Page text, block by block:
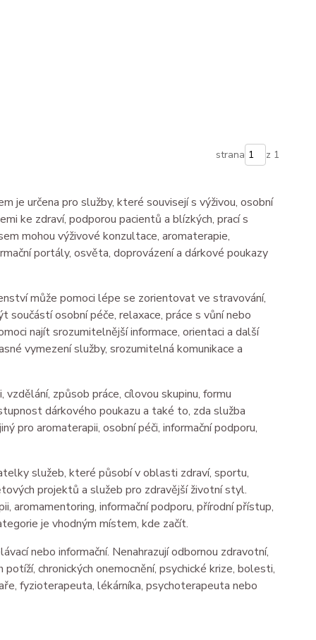
strana z 1
je určena pro služby, které souvisejí s výživou, osobní
ke zdraví, podporou pacientů a blízkých, prací s
mohou výživové konzultace, aromaterapie,
portály, osvěta, doprovázení a dárkové poukazy
může pomoci lépe se zorientovat ve stravování,
součástí osobní péče, relaxace, práce s vůní nebo
najít srozumitelnější informace, orientaci a další
vymezení služby, srozumitelná komunikace a
způsob práce, cílovou skupinu, formu
dárkového poukazu a také to, zda služba
pro aromaterapii, osobní péči, informační podporu,
služeb, které působí v oblasti zdraví, sportu,
projektů a služeb pro zdravější životní styl.
aromamentoring, informační podporu, přírodní přístup,
je vhodným místem, kde začít.
nebo informační. Nenahrazují odbornou zdravotní,
chronických onemocnění, psychické krize, bolesti,
fyzioterapeuta, lékárníka, psychoterapeuta nebo